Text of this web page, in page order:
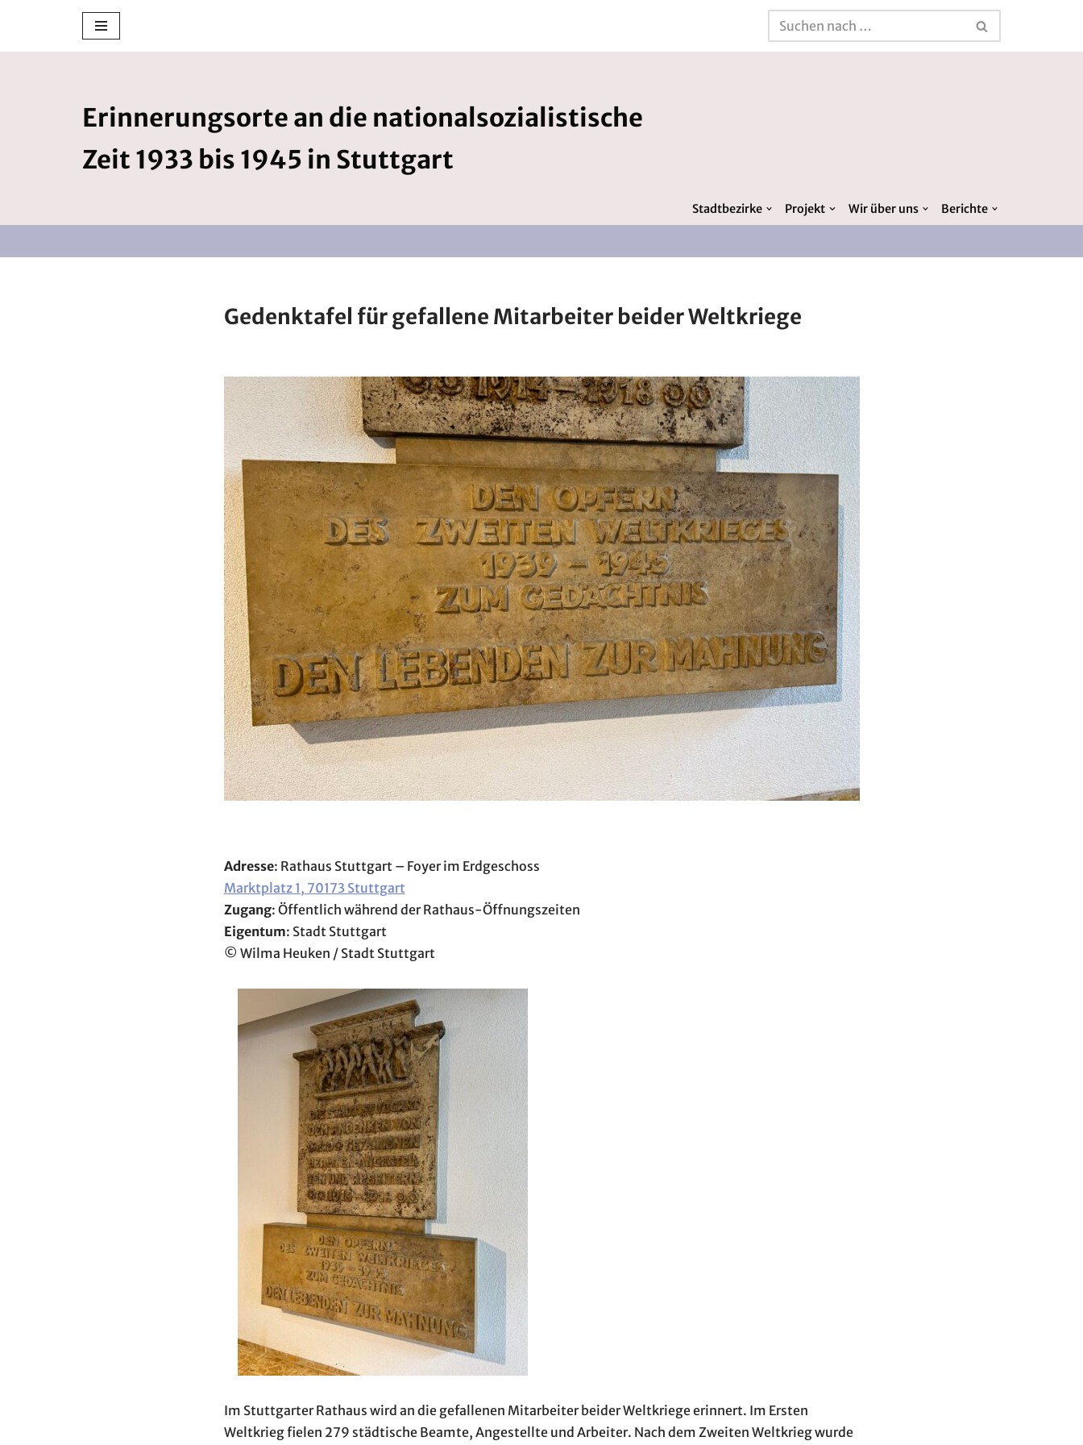
Erinnerungsorte an die nationalsozialistische
Zeit 1933 bis 1945 in Stuttgart
Stadtbezirke Projekt Wir über uns Berichte
Gedenktafel für gefallene Mitarbeiter beider Weltkriege
Adresse: Rathaus Stuttgart – Foyer im Erdgeschoss
Marktplatz 1, 70173 Stuttgart
Zugang: Öffentlich während der Rathaus-Öffnungszeiten
Eigentum: Stadt Stuttgart
© Wilma Heuken / Stadt Stuttgart
Im Stuttgarter Rathaus wird an die gefallenen Mitarbeiter beider Weltkriege erinnert. Im Ersten
Weltkrieg fielen 279 städtische Beamte, Angestellte und Arbeiter. Nach dem Zweiten Weltkrieg wurde